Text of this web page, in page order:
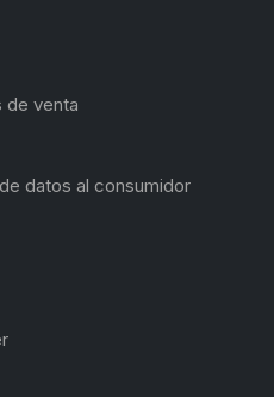
de venta
datos al consumidor